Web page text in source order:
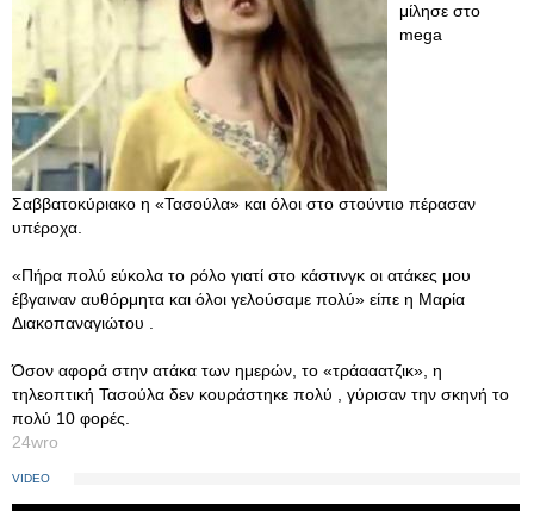
μίλησε στο
mega
Σαββατοκύριακο η «Τασούλα» και όλοι στο στούντιο πέρασαν
υπέροχα.
«Πήρα πολύ εύκολα το ρόλο γιατί στο κάστινγκ οι ατάκες μου
έβγαιναν αυθόρμητα και όλοι γελούσαμε πολύ» είπε η Μαρία
Διακοπαναγιώτου .
Όσον αφορά στην ατάκα των ημερών, το «τράααατζικ», η
τηλεοπτική Τασούλα δεν κουράστηκε πολύ , γύρισαν την σκηνή το
πολύ 10 φορές.
24wro
VIDEO